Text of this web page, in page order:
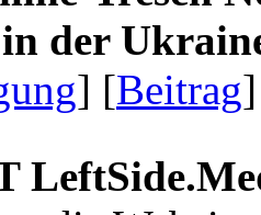
der
] [Beitrag